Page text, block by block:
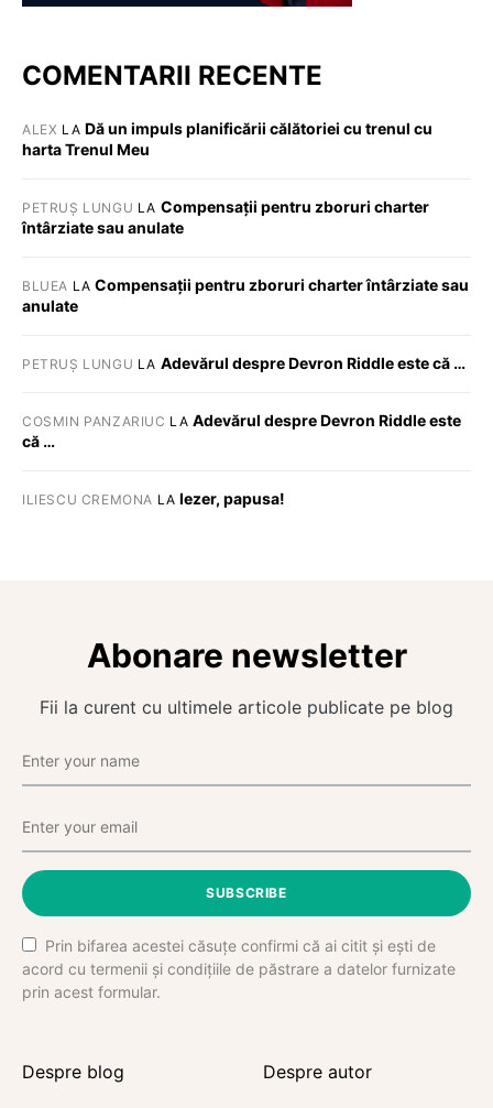
COMENTARII RECENTE
ALEX LA Dă un impuls planificării călătoriei cu trenul cu
harta Trenul Meu
PETRUȘ LUNGU LA Compensații pentru zboruri charter
întârziate sau anulate
BLUEA LACompensații pentru zboruri charter întârziate sau
anulate
PETRUȘ LUNGU LA Adevărul despre Devron Riddle este că …
COSMIN PANZARIUC LA Adevărul despre Devron Riddle este
că …
ILIESCU CREMONA LA Iezer, papusa!
Abonare newsletter
Fii la curent cu ultimele articole publicate pe blog
SUBSCRIBE
Prin bifarea acestei căsuțe confirmi că ai citit și ești de
acord cu termenii și condițiile de păstrare a datelor furnizate
prin acest formular.
Despre blog Despre autor